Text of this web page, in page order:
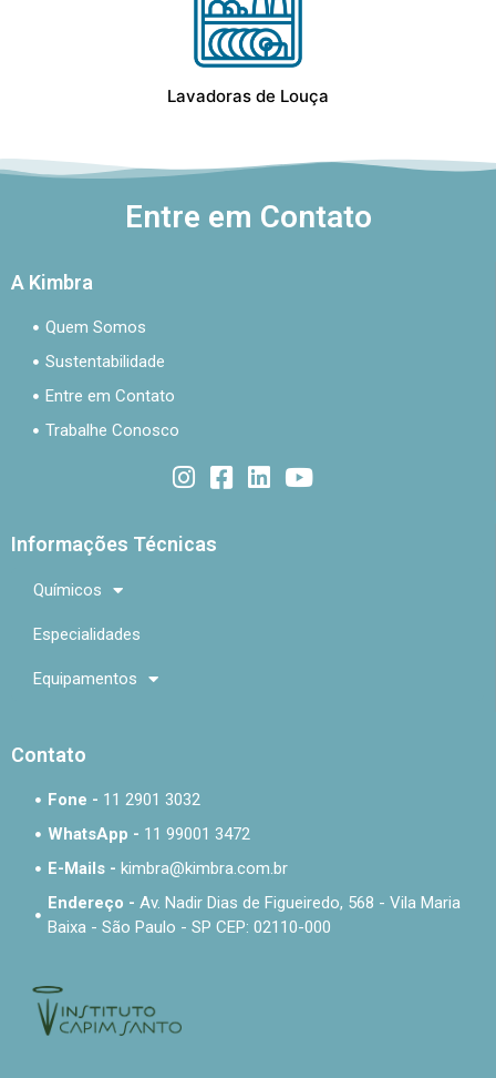
Lavadoras de Louça
Entre em Contato
A Kimbra
Quem Somos
Sustentabilidade
Entre em Contato
Trabalhe Conosco
Informações Técnicas
Químicos
Especialidades
Equipamentos
Contato
Fone - 11 2901 3032
WhatsApp - 11 99001 3472
E-Mails - kimbra@kimbra.com.br
Endereço -Av. Nadir Dias de Figueiredo, 568 - Vila Maria
Baixa - São Paulo - SP CEP: 02110-000